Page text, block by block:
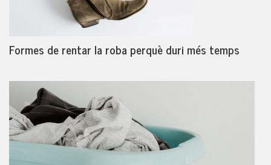
Formes de rentar la roba perquè duri més temps